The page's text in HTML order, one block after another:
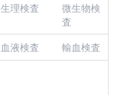
生理検査
微生物検
査
血液検査
輸血検査